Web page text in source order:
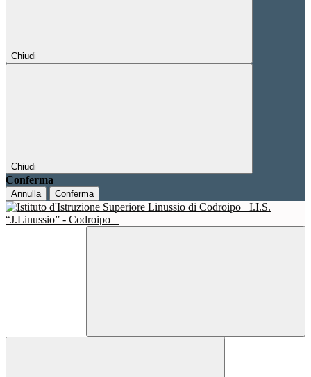
Chiudi
Chiudi
Conferma
Annulla Conferma
I.I.S.
“J.Linussio” - Codroipo